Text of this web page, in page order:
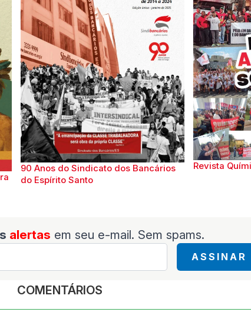
90 Anos do Sindicato dos Bancários
do Espírito Santo
Revista
alertas em seu e-mail. Sem spams.
ASSINAR
COMENTÁRIOS